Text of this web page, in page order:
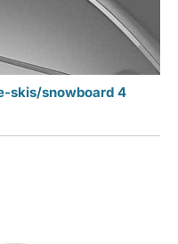
skis/snowboard 4